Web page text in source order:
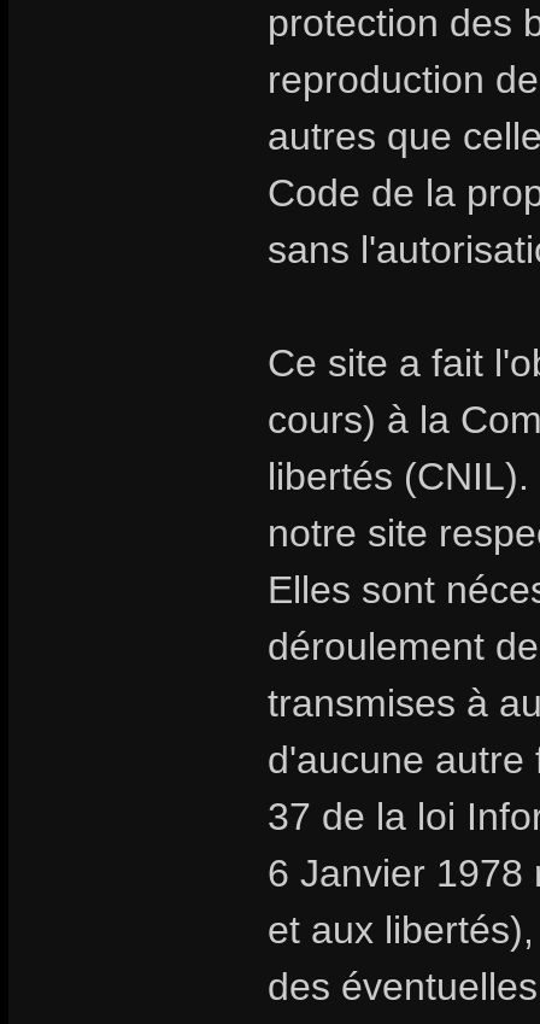
protection des
reproduction
autres que
Code de la
sans
Ce site a fait
cours) à la
libertés
notre site
Elles sont
déroulement
transmises à
d'aucune autre
37 de la loi
6 Janvier 1978
et aux
des